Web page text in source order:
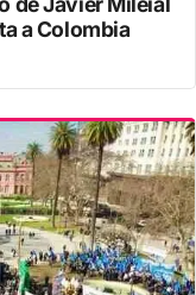
a Colombia